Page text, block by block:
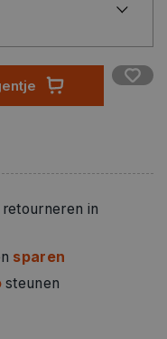
in
sparen
steunen